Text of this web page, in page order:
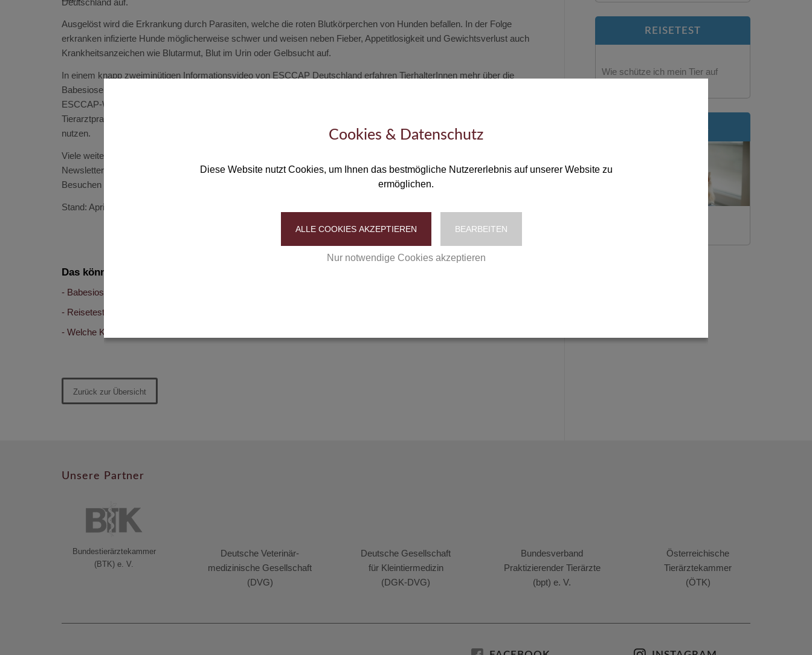
Ausgelöst wird die Erkrankung durch Parasiten, welche die roten Blutkörperchen von Hunden befallen. In der Folge
erkranken infizierte Hunde möglicherweise schwer und weisen neben Fieber, Appetitlosigkeit und Gewichtsverlust auch
Krankheitsanzeichen wie Blutarmut, Blut im Urin oder Gelbsucht auf.
In einem knapp zweiminütigen Informationsvideo von ESCCAP Deutschland erfahren TierhalterInnen mehr über die
Babesiose und wie sie ihre Hunde vor einer Infektion mit den Erregern schützen können. Das Video steht online auf der
ESCCAP-Website
Tierarztpraxen können das Video kostenfrei auf Ihrer Praxis-Website oder für das Fernsehprogramm im Wartezimmer
nutzen.
Viele weitere Informationen und hilfreiche Tipps rund um das Thema Parasiten sowie die Anmeldung zum ESCCAP-
Newsletter finden TierhalterInnen, TierärztInnen und Tiermedizinische Fachangestellte online aufwww.esccap.de.
Besuchen Sie uns auch auf Facebook und Twitter!
Stand: April 2022
Das könnte Sie auch interessieren:
Babesiose beim Hund
Reisetest: der richtige Parasitenschutz für den Urlaub mit Hund
Welche Krankheiten können Hunde aus dem Ausland mitbringen?
Zurück zur Übersicht
REISETEST
Wie schütze ich mein Tier auf
Unsere Partner
Bundestierärztekammer
(BTK) e. V.
Deutsche Veterinär-
medizinische Gesellschaft
(DVG)
Deutsche Gesellschaft
für Kleintiermedizin
(DGK-DVG)
Bundesverband
Praktizierender Tierärzte
(bpt) e. V.
Österreichische
Tierärztekammer
(ÖTK)
Cookies & Datenschutz
Diese Website nutzt Cookies, um Ihnen das bestmögliche Nutzererlebnis auf unserer Website zu
ermöglichen.
ALLE COOKIES AKZEPTIEREN BEARBEITEN
Nur notwendige Cookies akzeptieren